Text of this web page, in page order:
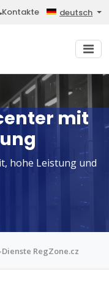
Kontakte deutsch
mit
hohe Leistung und
RegZone.cz